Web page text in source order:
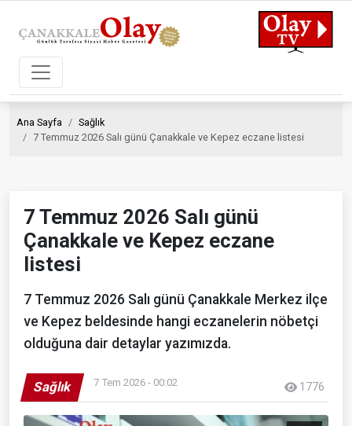
Ana Sayfa
Sağlık
7 Temmuz 2026 Salı günü Çanakkale ve Kepez eczane listesi
7 Temmuz 2026 Salı günü
Çanakkale ve Kepez eczane
listesi
7 Temmuz 2026 Salı günü Çanakkale Merkez ilçe
ve Kepez beldesinde hangi eczanelerin nöbetçi
olduğuna dair detaylar yazımızda.
Sağlık 7 Tem 2026 - 00:02 1776